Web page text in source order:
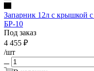
Запарник 12л с крышкой
БР-10
Под заказ
4 455 ₽
/шт